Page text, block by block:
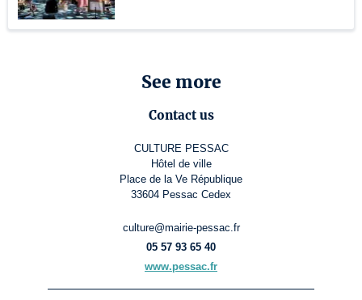
See more
Contact us
CULTURE PESSAC
Hôtel de ville
Place de la Ve République
33604 Pessac Cedex
culture@mairie-pessac.fr
05 57 93 65 40
www.pessac.fr